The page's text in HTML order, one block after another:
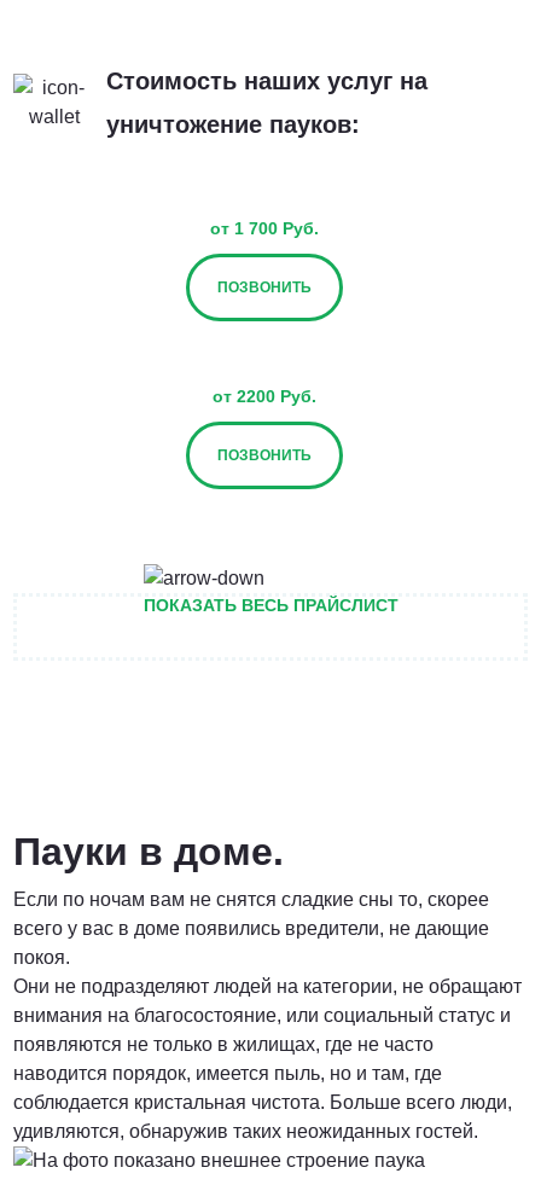
Стоимость наших услуг на
уничтожение пауков:
от 1 700 Руб.
ПОЗВОНИТЬ
от 2200 Руб.
ПОЗВОНИТЬ
Договорная
от 1500 Руб.
ПОЗВОНИТЬ
ПОКАЗАТЬ ВЕСЬ ПРАЙСЛИСТ
Пауки в доме.
Если по ночам вам не снятся сладкие сны то, скорее
всего у вас в доме появились вредители, не дающие
покоя.
Они не подразделяют людей на категории, не обращают
внимания на благосостояние, или социальный статус и
появляются не только в жилищах, где не часто
наводится порядок, имеется пыль, но и там, где
соблюдается кристальная чистота. Больше всего люди,
удивляются, обнаружив таких неожиданных гостей.